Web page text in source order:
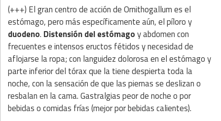
(+++) El gran centro de acción de Ornithogallum es el
estómago, pero más específicamente aún, el píloro y
duodeno. Distensión del estómagoy abdomen con
frecuentes e intensos eructos fétidos y necesidad de
aflojarse la ropa; con languidez dolorosa en el estómago y
parte inferior del tórax que la tiene despierta toda la
noche, con la sensación de que las piernas se deslizan o
resbalan en la cama. Gastralgias peor de noche o por
bebidas o comidas frías (mejor por bebidas calientes).